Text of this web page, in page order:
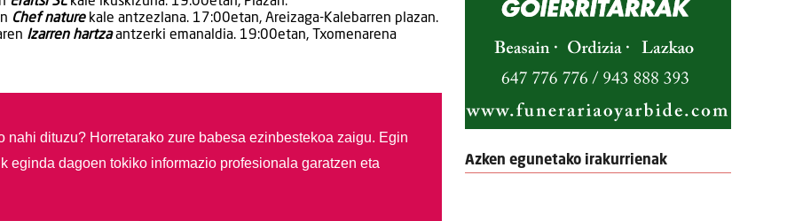
Chef naturekale antzezlana. 17:00etan, Areizaga-Kalebarren plazan.
Izarren hartzaantzerki emanaldia. 19:00etan, Txomenarena
nahi dituzu? Horretarako zure babesa ezinbestekoa zaigu. Egin
eginda dagoen tokiko informazio profesionala garatzen eta
Azken egunetako irakurrienak